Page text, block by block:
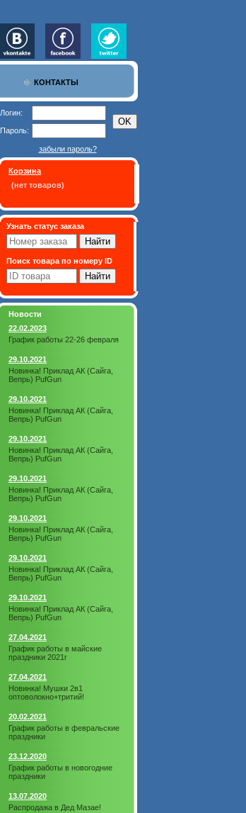
КОНТАКТЫ
Логин:
Пароль:
забыли пароль?
Корзина
(нет товаров)
Узнать статус заказа
Поиск товара по номеру ID
Новости
22.02.2023
График работы 22-26 февраля
29.10.2021
Новинка! Приклад АК (Сайга,
Вепрь) PufGun
29.10.2021
Новинка! Приклад АК (Сайга,
Вепрь) PufGun
29.10.2021
Новинка! Приклад АК (Сайга,
Вепрь) PufGun
29.10.2021
Новинка! Приклад АК (Сайга,
Вепрь) PufGun
29.10.2021
Новинка! Приклад АК (Сайга,
Вепрь) PufGun
29.10.2021
Новинка! Приклад АК (Сайга,
Вепрь) PufGun
29.10.2021
Новинка! Приклад АК (Сайга,
Вепрь) PufGun
27.04.2021
График работы в майские
праздники 2021г
27.04.2021
Новинка! Мушки 2в1
оптоволокно+тритий!
20.02.2021
График работы в февральские
праздники
23.12.2020
График работы в новогодние
праздники
13.07.2020
Распродажа в Дед Мазае!